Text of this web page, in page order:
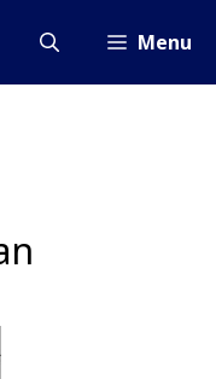
Menu